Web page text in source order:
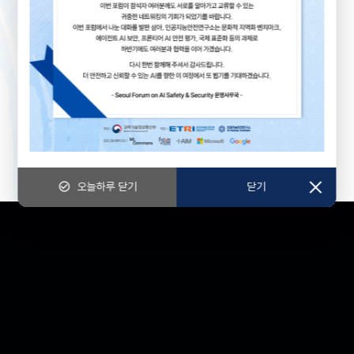
check_circle_outline 오늘하루 닫기 닫기
주관 |
프로그램 협력기관 |